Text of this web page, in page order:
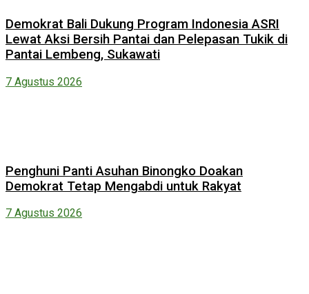
Demokrat Bali Dukung Program Indonesia ASRI
Lewat Aksi Bersih Pantai dan Pelepasan Tukik di
Pantai Lembeng, Sukawati
7 Agustus 2026
Penghuni Panti Asuhan Binongko Doakan
Demokrat Tetap Mengabdi untuk Rakyat
7 Agustus 2026